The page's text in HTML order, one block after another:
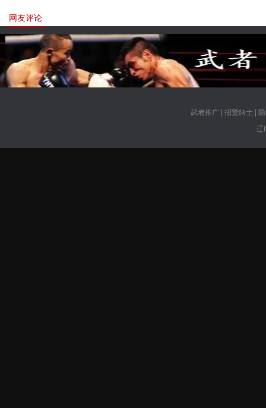
网友评论
武者推广| 招贤纳士|
辽